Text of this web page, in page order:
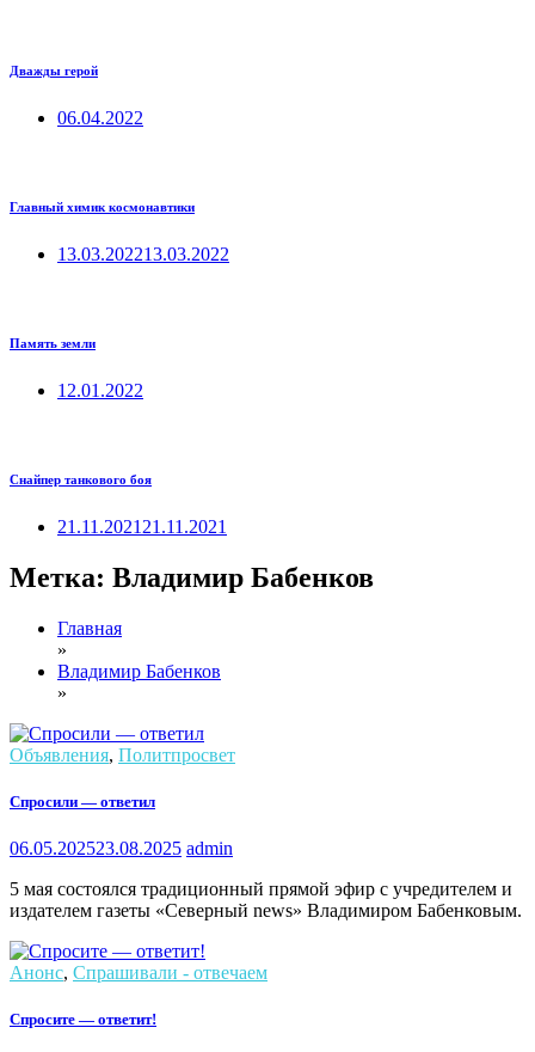
Дважды герой
06.04.2022
Главный химик космонавтики
13.03.202213.03.2022
Память земли
12.01.2022
Снайпер танкового боя
21.11.2021 21.11.2021
Метка: Владимир Бабенков
Главная
»
Владимир Бабенков
»
Объявления, Политпросвет
Спросили — ответил
06.05.202523.08.2025 admin
5 мая состоялся традиционный прямой эфир с учредителем и
издателем газеты «Северный news» Владимиром Бабенковым.
Анонс, Спрашивали - отвечаем
Спросите — ответит!